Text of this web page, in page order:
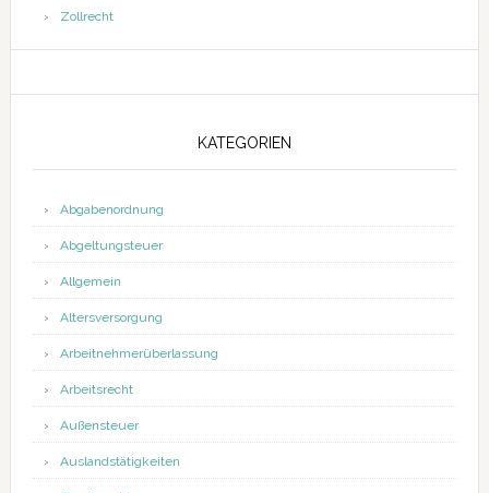
Zollrecht
KATEGORIEN
Abgabenordnung
Abgeltungsteuer
Allgemein
Altersversorgung
Arbeitnehmerüberlassung
Arbeitsrecht
Außensteuer
Auslandstätigkeiten